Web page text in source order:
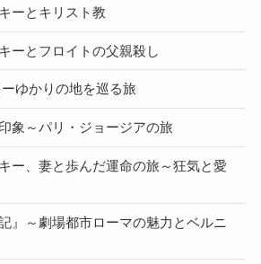
ーとキリスト教
ーとフロイトの父親殺し
ゆかりの地を巡る旅
象～パリ・ジョージアの旅
ー、妻と歩んだ運命の旅～狂気と愛
』～劇場都市ローマの魅力とベルニ